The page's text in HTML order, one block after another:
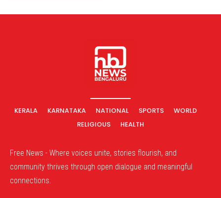
KERALA KARNATAKA NATIONAL SPORTS
WORLD
RELIGIOUS
HEALTH
Free News - Where voices unite, stories flourish, and
community thrives through open dialogue and meaningful
connections.